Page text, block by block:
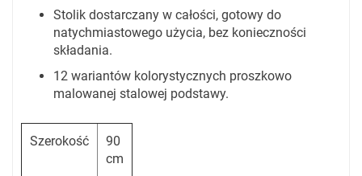
Stolik dostarczany w całości, gotowy do
natychmiastowego użycia, bez konieczności
składania.
12 wariantów kolorystycznych proszkowo
malowanej stalowej podstawy.
Szerokość
90
cm